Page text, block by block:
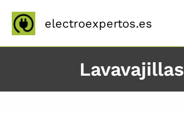
contenido
electroexpertos.es
Lavavajillas